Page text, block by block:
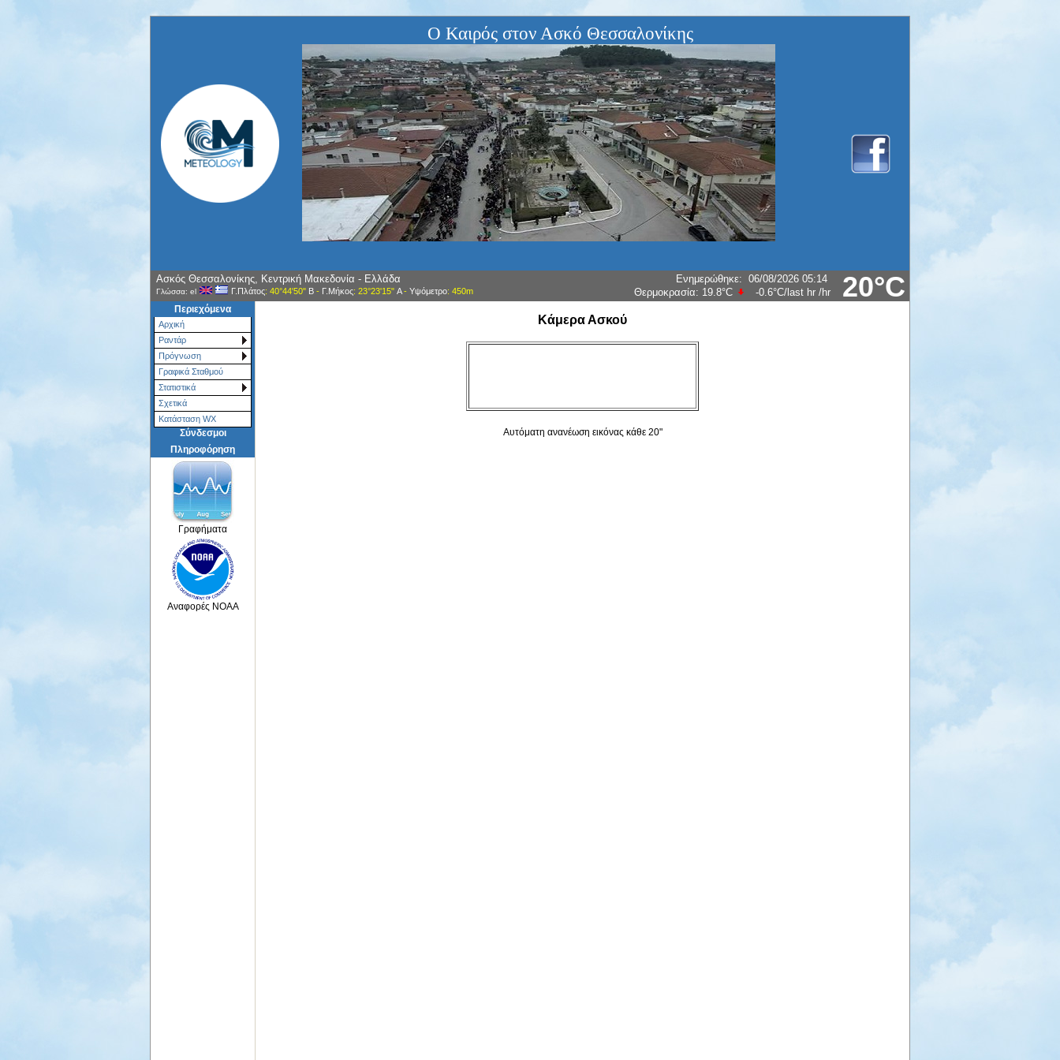
Ο Καιρός στον Ασκό Θεσσαλονίκης
20°C
Ασκός Θεσσαλονίκης, Κεντρική Μακεδονία - Ελλάδα
Γλώσσα: el Γ.Πλάτος: 40°44'50" Β- Γ.Μήκος: 23°23'15" Α- Υψόμετρο: 450m
Ενημερώθηκε: 06/08/2026 05:14
Θερμοκρασία: 19.8°C -0.6°C/last hr /hr
Περιεχόμενα
Αρχική
Ραντάρ
Πρόγνωση
Γραφικά Σταθμού
Στατιστικά
Σχετικά
Κατάσταση WX
Σύνδεσμοι
Πληροφόρηση
Γραφήματα
Αναφορές NOAA
Κάμερα Ασκού
Αυτόματη ανανέωση εικόνας κάθε 20"